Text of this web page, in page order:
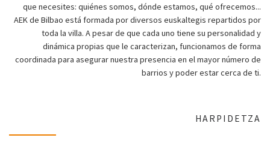
que necesites: quiénes somos, dónde estamos, qué ofrecemos...
AEK de Bilbao está formada por diversos euskaltegis repartidos por
toda la villa. A pesar de que cada uno tiene su personalidad y
dinámica propias que le caracterizan, funcionamos de forma
coordinada para asegurar nuestra presencia en el mayor número de
barrios y poder estar cerca de ti.
HARPIDETZA